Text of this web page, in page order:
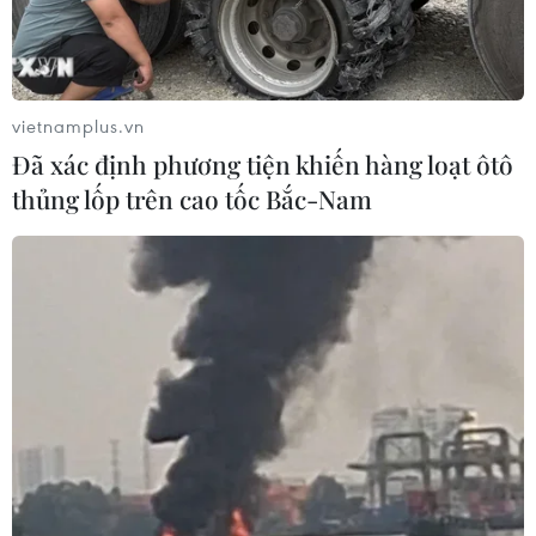
lại những “phép màu” cho cuộc
sống đã và đang lan tỏa thông
điệp về tình người và sự nhân văn
giữa cuộc đời này.
(TTXVN/Vietnam+)
vietnamplus.vn
Đã xác định phương tiện khiến hàng loạt ôtô
thủng lốp trên cao tốc Bắc-Nam